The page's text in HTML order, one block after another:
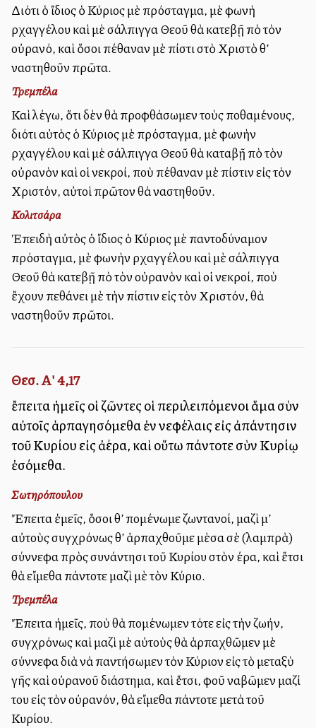
Διότι ὁ ἴδιος ὁ Κύριος μὲ πρόσταγμα, μὲ φωνὴ
ἀρχαγγέλου καὶ μὲ σάλπιγγα Θεοῦ θὰ κατεβῇ ἀπὸ τὸν
οὐρανό, καὶ ὅσοι ἀπέθαναν μὲ πίστι στὸ Χριστὸ θ’
ἀναστηθοῦν πρῶτα.
Τρεμπέλα
Καὶ λέγω, ὅτι δὲν θὰ προφθάσωμεν τοὺς ἀποθαμένους,
διότι αὐτὸς ὁ Κύριος μὲ πρόσταγμα, μὲ φωνὴν
ἀρχαγγέλου καὶ μὲ σάλπιγγα Θεοῦ θὰ καταβῇ ἀπὸ τὸν
οὐρανὸν καὶ οἱ νεκροί, ποὺ ἀπέθαναν μὲ πίστιν εἰς τὸν
Χριστόν, αὐτοὶ πρῶτον θὰ ἀναστηθοῦν.
Κολιτσάρα
Ἐπειδὴ αὐτὸς ὁ ἴδιος ὁ Κύριος μὲ παντοδύναμον
πρόσταγμα, μὲ φωνὴν ἀρχαγγέλου καὶ μὲ σάλπιγγα
Θεοῦ θὰ κατεβῇ ἀπὸ τὸν οὐρανὸν καὶ οἱ νεκροί, ποὺ
ἔχουν πεθάνει μὲ τὴν πίστιν εἰς τὸν Χριστόν, θὰ
ἀναστηθοῦν πρῶτοι.
Θεσ. Α' 4,17
ἔπειτα ἡμεῖς οἱ ζῶντες οἱ περιλειπόμενοι ἅμα σὺν
αὐτοῖς ἁρπαγησόμεθα ἐν νεφέλαις εἰς ἀπάντησιν
τοῦ Κυρίου εἰς ἀέρα, καὶ οὕτω πάντοτε σὺν Κυρίῳ
ἐσόμεθα.
Σωτηρόπουλου
Ἔπειτα ἐμεῖς, ὅσοι θ’ ἀπομένωμε ζωντανοί, μαζὶ μ’
αὐτοὺς συγχρόνως θ’ ἁρπαχθοῦμε μὲσα σὲ (λαμπρὰ)
σύννεφα πρὸς συνάντησι τοῦ Κυρίου στὸν ἀέρα, καὶ ἔτσι
θὰ εἴμεθα πάντοτε μαζὶ μὲ τὸν Κύριο.
Τρεμπέλα
Ἔπειτα ἡμεῖς, ποὺ θὰ ἀπομένωμεν τότε εἰς τὴν ζωήν,
συγχρόνως καὶ μαζὶ μὲ αὐτοὺς θὰ ἁρπαχθῶμεν μὲ
σύννεφα διὰ νὰ ἀπαντήσωμεν τὸν Κύριον εἰς τὸ μεταξὺ
γῆς καὶ οὐρανοῦ διάστημα, καὶ ἔτσι, ἀφοῦ ἀναβῶμεν μαζί
του εἰς τὸν οὐρανόν, θὰ εἴμεθα πάντοτε μετὰ τοῦ
Κυρίου.